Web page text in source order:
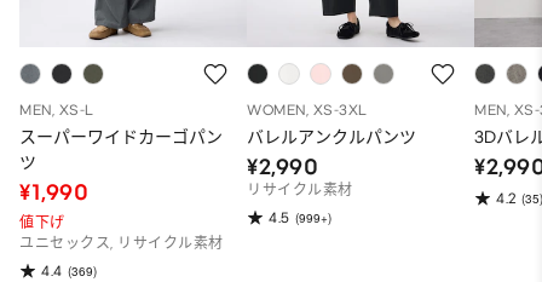
MEN, XS-L
スーパーワイドカーゴパン
ツ
¥1,990
値下げ
ユニセックス, リサイクル素材
4.4 (369)
WOMEN, XS-3XL
バレルアンクルパンツ
¥2,990
リサイクル素材
4.5 (999+)
MEN,
3Dバレ
4.2 (35)